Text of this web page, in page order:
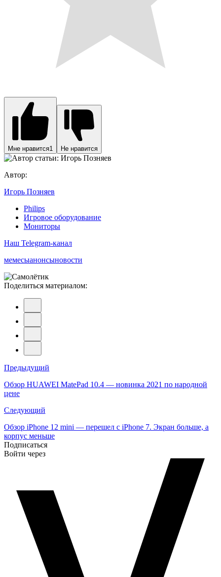
Мне нравится1 Не нравится
Автор:
Игорь Позняев
Philips
Игровое оборудование
Мониторы
Наш Telegram-канал
мемесыанонсыновости
Поделиться материалом:
Навигация
по
записям
Предыдущий
Обзор HUAWEI MatePad 10.4 — новинка 2021 по народной
цене
Следующий
Обзор iPhone 12 mini — перешел с iPhone 7. Экран больше, а
корпус меньше
Подписаться
Войти через